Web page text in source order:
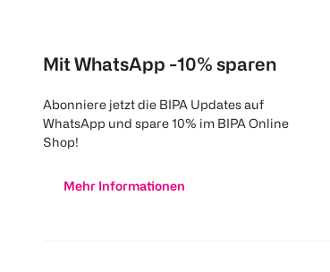
Mit WhatsApp -10% sparen
Abonniere jetzt die BIPA Updates auf
WhatsApp und spare 10% im BIPA Online
Shop!
Mehr Informationen